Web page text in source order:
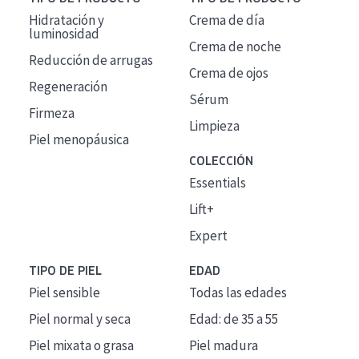
Hidratación y
luminosidad
Reducción de arrugas
Regeneración
Firmeza
Piel menopáusica
Crema de día
Crema de noche
Crema de ojos
Sérum
Limpieza
COLECCIÓN
Essentials
Lift+
Expert
TIPO DE PIEL
Piel sensible
Piel normal y seca
Piel mixata o grasa
EDAD
Todas las edades
Edad: de 35 a 55
Piel madura